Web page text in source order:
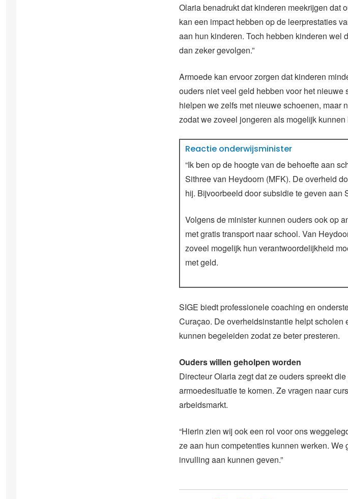
Olaria benadrukt dat kinderen meekrijgen dat
kan een impact hebben op de leerprestaties
aan hun kinderen. Toch hebben kinderen wel
dan zeker gevolgen.”
Armoede kan ervoor zorgen dat kinderen
ouders niet veel geld hebben voor het nieuwe
hielpen we zelfs met nieuwe schoenen, maar
zodat we zoveel jongeren als mogelijk kunnen
Reactie onderwijsminister
“Ik ben op de hoogte van de behoefte aan
Sithree van Heydoorn (MFK). De overheid
hij. Bijvoorbeeld door subsidie te geven aan
Volgens de minister kunnen ouders ook op
met gratis transport naar school. Van
zoveel mogelijk hun verantwoordelijkheid
met geld.
SIGE biedt professionele coaching en
Curaçao. De overheidsinstantie helpt
kunnen begeleiden zodat ze beter presteren.
Ouders willen geholpen worden
Directeur Olaria zegt dat ze ouders spreekt
armoedesituatie te komen. Ze vragen naar
arbeidsmarkt.
“Hierin zien wij ook een rol voor ons
ze aan hun competenties kunnen werken.
invulling aan kunnen geven.”